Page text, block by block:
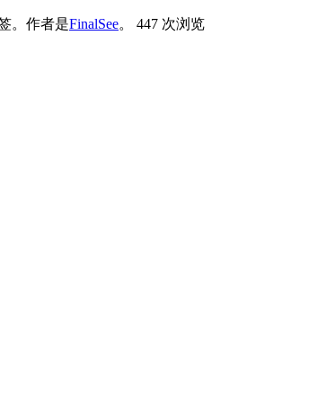
。 作者是FinalSee。 447 次浏览